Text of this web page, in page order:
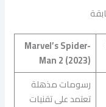
Marvel’s Spider-
Man 2 (2023)
رسومات مذهلة
تعتمد على تقنيات